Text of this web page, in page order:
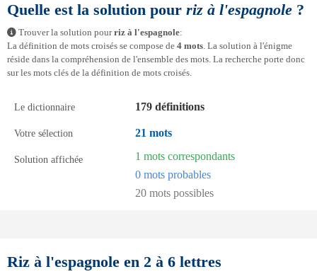
Quelle est la solution pour riz à l'espagnole ?
Trouver la solution pourriz à l'espagnole:
La définition de mots croisés se compose de 4 mots. La solution à l'énigme
réside dans la compréhension de l'ensemble des mots. La recherche porte donc
sur les mots clés de la définition de mots croisés.
Le dictionnaire 179 définitions
Votre sélection 21 mots
Solution affichée
1 mots correspondants
0 mots probables
20 mots possibles
Riz à l'espagnole en 2 à 6 lettres